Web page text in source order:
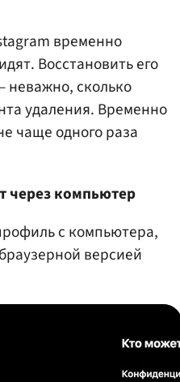
временно
Восстановить его
сколько
удаления. Временно
чаще одного раза
через компьютер
с компьютера,
версией